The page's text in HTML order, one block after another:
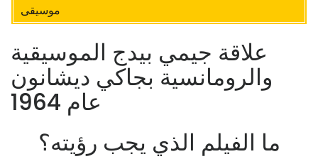
موسيقى
علاقة جيمي بيدج الموسيقية
والرومانسية بجاكي ديشانون
عام 1964
ما الفيلم الذي يجب رؤيته؟